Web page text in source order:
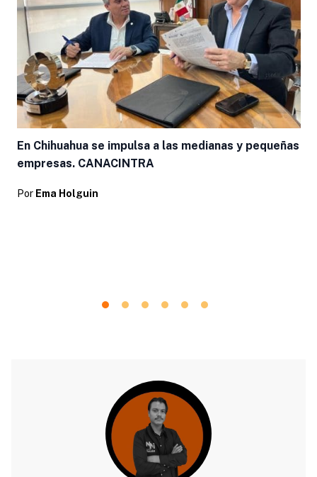
En Chihuahua se impulsa a las medianas y pequeñas
empresas. CANACINTRA
Por Ema Holguin